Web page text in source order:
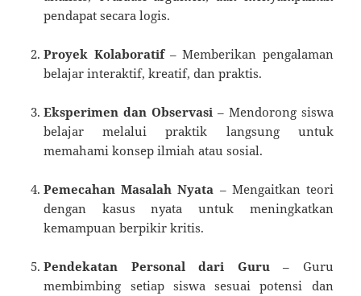
pendapat secara logis.
Proyek Kolaboratif– Memberikan pengalaman
belajar interaktif, kreatif, dan praktis.
Eksperimen dan Observasi – Mendorong siswa
belajar melalui praktik langsung untuk
memahami konsep ilmiah atau sosial.
Pemecahan Masalah Nyata – Mengaitkan teori
dengan kasus nyata untuk meningkatkan
kemampuan berpikir kritis.
Pendekatan Personal dari Guru – Guru
membimbing setiap siswa sesuai potensi dan